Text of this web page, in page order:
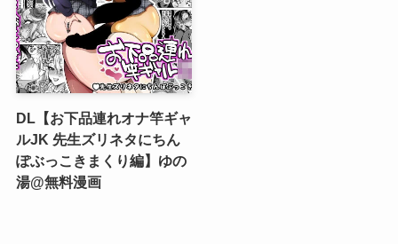
DL【お下品連れオナ竿ギャ
ルJK 先生ズリネタにちん
ぽぶっこきまくり編】ゆの
湯@無料漫画